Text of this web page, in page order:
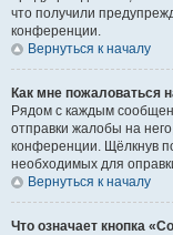
что получили
конференции.
Вернуться к началу
Как мне пожаловаться
Рядом с каждым
отправки жалобы на
конференции. Щёлкнув
необходимых для
Вернуться к началу
Что означает кнопка